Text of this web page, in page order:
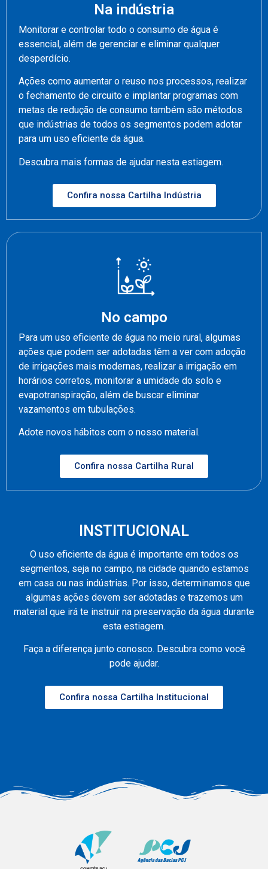
Na indústria
Monitorar e controlar todo o consumo de água é
essencial, além de gerenciar e eliminar qualquer
desperdício.
Ações como aumentar o reuso nos processos, realizar
o fechamento de circuito e implantar programas com
metas de redução de consumo também são métodos
que indústrias de todos os segmentos podem adotar
para um uso eficiente da água.
Descubra mais formas de ajudar nesta estiagem.
Confira nossa Cartilha Indústria
No campo
Para um uso eficiente de água no meio rural, algumas
ações que podem ser adotadas têm a ver com adoção
de irrigações mais modernas, realizar a irrigação em
horários corretos, monitorar a umidade do solo e
evapotranspiração, além de buscar eliminar
vazamentos em tubulações.
Adote novos hábitos com o nosso material.
Confira nossa Cartilha Rural
INSTITUCIONAL
O uso eficiente da água é importante em todos os
segmentos, seja no campo, na cidade quando estamos
em casa ou nas indústrias. Por isso, determinamos que
algumas ações devem ser adotadas e trazemos um
material que irá te instruir na preservação da água durante
esta estiagem.
Faça a diferença junto conosco. Descubra como você
pode ajudar.
Confira nossa Cartilha Institucional